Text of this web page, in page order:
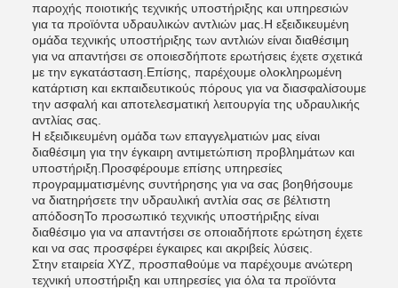
παροχής ποιοτικής τεχνικής υποστήριξης και υπηρεσιών
για τα προϊόντα υδραυλικών αντλιών μας.Η εξειδικευμένη
ομάδα τεχνικής υποστήριξης των αντλιών είναι διαθέσιμη
για να απαντήσει σε οποιεσδήποτε ερωτήσεις έχετε σχετικά
με την εγκατάσταση.Επίσης, παρέχουμε ολοκληρωμένη
κατάρτιση και εκπαιδευτικούς πόρους για να διασφαλίσουμε
την ασφαλή και αποτελεσματική λειτουργία της υδραυλικής
αντλίας σας.
Η εξειδικευμένη ομάδα των επαγγελματιών μας είναι
διαθέσιμη για την έγκαιρη αντιμετώπιση προβλημάτων και
υποστήριξη.Προσφέρουμε επίσης υπηρεσίες
προγραμματισμένης συντήρησης για να σας βοηθήσουμε
να διατηρήσετε την υδραυλική αντλία σας σε βέλτιστη
απόδοσηΤο προσωπικό τεχνικής υποστήριξης είναι
διαθέσιμο για να απαντήσει σε οποιαδήποτε ερώτηση έχετε
και να σας προσφέρει έγκαιρες και ακριβείς λύσεις.
Στην εταιρεία XYZ, προσπαθούμε να παρέχουμε ανώτερη
τεχνική υποστήριξη και υπηρεσίες για όλα τα προϊόντα